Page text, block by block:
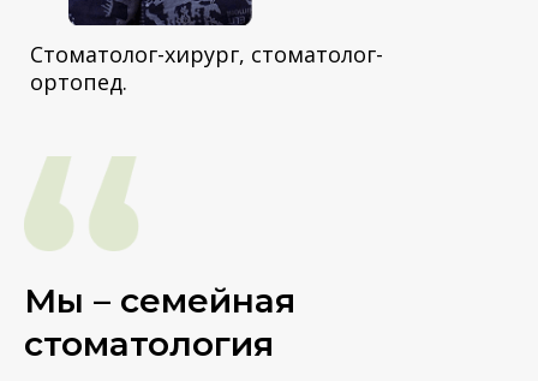
Стоматолог-хирург, стоматолог-
ортопед.
Мы – семейная
стоматология